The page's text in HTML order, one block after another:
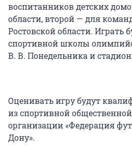
воспитанников детских
области, второй — для
Ростовской области. Играть
спортивной школы
В. В. Понедельника и
Оценивать игру будут
из спортивной
организации «Федерация
Дону».